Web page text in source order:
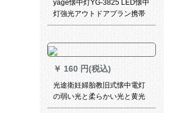
yage懐中灯YG-3825 LED懐中
灯強光アウトドアプラン携帯
照明懐中電灯/カスタマイズ可
￥ 160 円(税込)
光途衛妊婦胎教旧式懐中電灯
の弱い光と柔らかい光と黄光
眼科クリプトンガス豆2節5号